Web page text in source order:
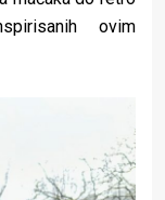
ovim